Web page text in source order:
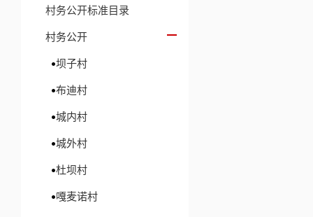
村务公开标准目录
村务公开
坝子村
布迪村
城内村
城外村
杜坝村
嘎麦诺村